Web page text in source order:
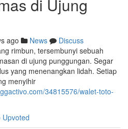
di Ujung
ago News
Discuss
rimbun, tersembunyi sebuah
di ujung punggungan. Segar
yang menenangkan lidah. Setiap
menyihir
34815576/walet-toto-
Upvoted